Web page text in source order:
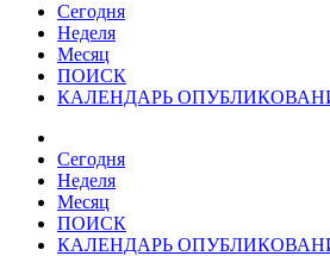
Сегодня
Неделя
Месяц
ПОИСК
КАЛЕНДАРЬ
Сегодня
Неделя
Месяц
ПОИСК
КАЛЕНДАРЬ